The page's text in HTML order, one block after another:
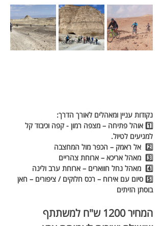
נקודות עניין ומאהלים לאורך הדרך:
1️⃣ אוהל פתיחה – מצפה רמון - קפה וכיבוד קל
למגיעים לטיול.
2️⃣  אל ראמק – הכפר מול המחצבה
3️⃣  מאהל אריכא – ארוחת צהריים
4️⃣  מאהל נחל חווארים – ארוחת ערב ולינה
5️⃣ סיום עם אירוח – רכס חלוקים / ציפורים – חאן
בוסתן הזיתים
המחיר 1200 ש"ח למשתתף